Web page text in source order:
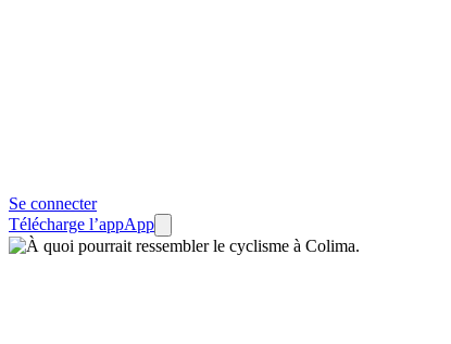
Se connecter
Télécharge l’appApp